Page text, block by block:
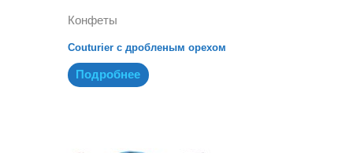
Конфеты
Couturier с дробленым орехом
Подробнее